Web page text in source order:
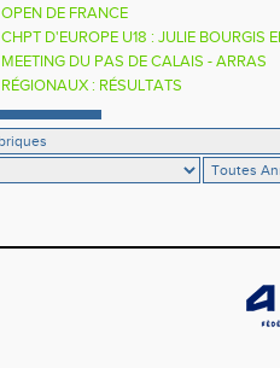
OPEN DE FRANCE
CHPT D'EUROPE U18 : JULIE BOURGIS
MEETING DU PAS DE CALAIS - ARRAS
RÉGIONAUX : RÉSULTATS